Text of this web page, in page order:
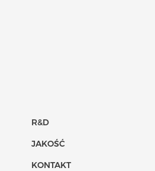
R&D
JAKOŚĆ
KONTAKT